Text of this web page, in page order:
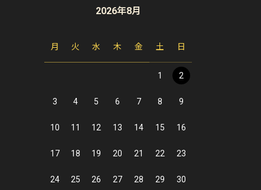
2026年8月
月 火 水 木 金 土 日
1 2
3 4 5 6 7 8 9
10 11 12 13 14 15 16
17 18 19 20 21 22 23
24 25 26 27 28 29 30